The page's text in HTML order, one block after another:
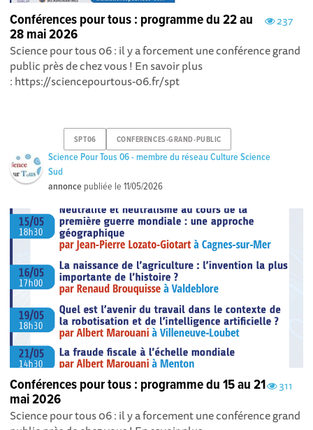
237
Conférences pour tous : programme du 22 au
28 mai 2026
Science pour tous 06 : il y a forcement une conférence grand
public près de chez vous ! En savoir plus
: https://sciencepourtous-06.fr/spt
SPT06 CONFERENCES-GRAND-PUBLIC
Science Pour Tous 06 - membre du réseau Culture Science
Sud
annonce publiée le11/05/2026
311
Conférences pour tous : programme du 15 au 21
mai 2026
Science pour tous 06 : il y a forcement une conférence grand